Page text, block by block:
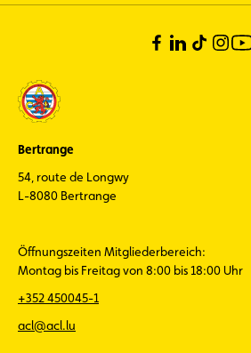
Bertrange
54, route de Longwy
L-8080 Bertrange
Öffnungszeiten Mitgliederbereich:
Montag bis Freitag von 8:00 bis 18:00 Uhr
+352 450045-1
acl@acl.lu